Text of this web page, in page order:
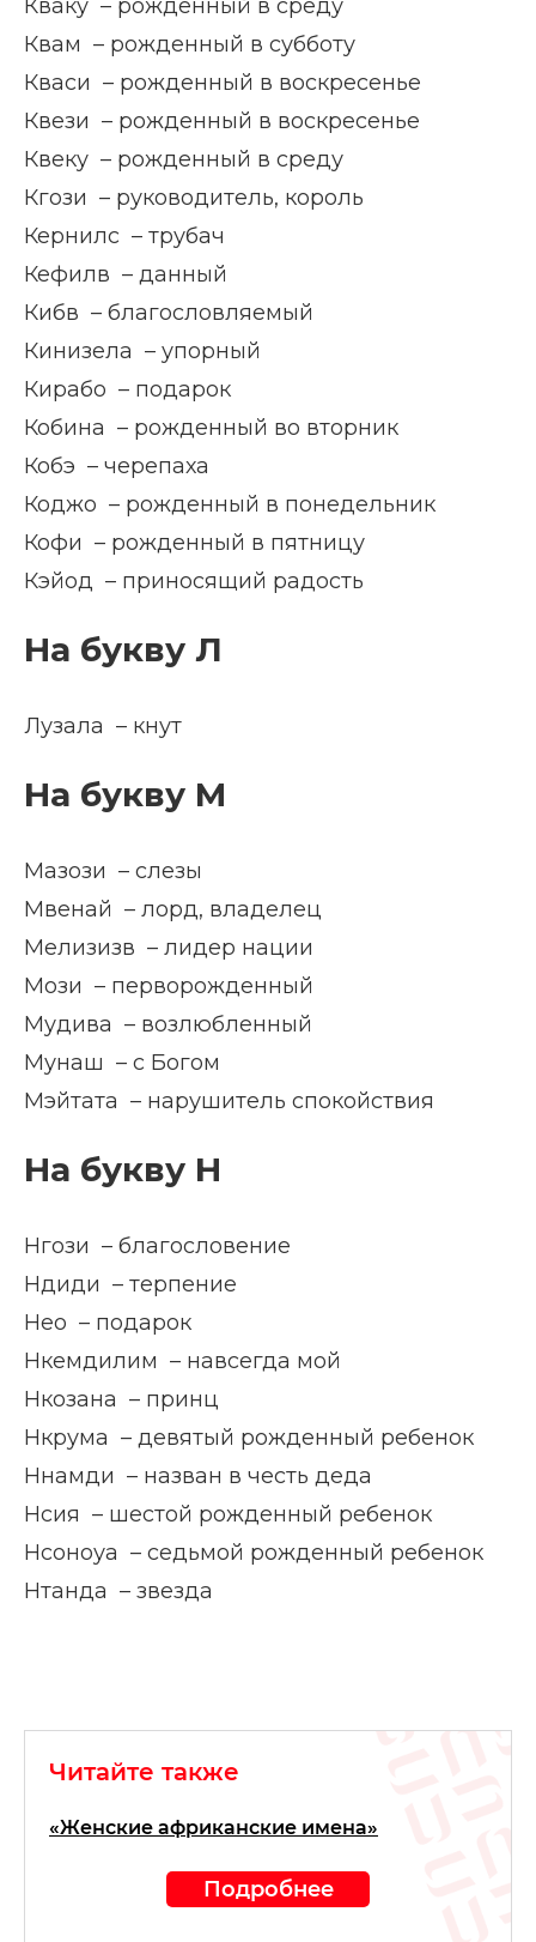
Кваку – рожденный в среду
Квам – рожденный в субботу
Кваси – рожденный в воскресенье
Квези – рожденный в воскресенье
Квеку – рожденный в среду
Кгози – руководитель, король
Кернилс – трубач
Кефилв – данный
Кибв – благословляемый
Кинизела – упорный
Кирабо – подарок
Кобина – рожденный во вторник
Кобэ – черепаха
Коджо – рожденный в понедельник
Кофи – рожденный в пятницу
Кэйод – приносящий радость
На букву Л
Лузала – кнут
На букву М
Мазози – слезы
Мвенай – лорд, владелец
Мелизизв – лидер нации
Мози – перворожденный
Мудива – возлюбленный
Мунаш – с Богом
Мэйтата – нарушитель спокойствия
На букву Н
Нгози – благословение
Ндиди – терпение
Нео – подарок
Нкемдилим – навсегда мой
Нкозана – принц
Нкрума – девятый рожденный ребенок
Ннамди – назван в честь деда
Нсия – шестой рожденный ребенок
Нсоноуа – седьмой рожденный ребенок
Нтанда – звезда
Читайте также
«Женские африканские имена»
Подробнее